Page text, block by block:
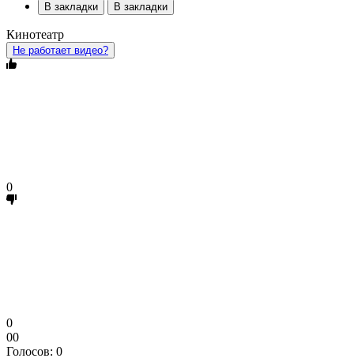
В закладки В закладки
Кинотеатр
Не работает видео?
0
0
00
Голосов: 0